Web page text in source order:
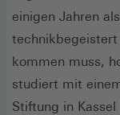
einigen Jahren
kommen muss,
studiert mit
Stiftung in